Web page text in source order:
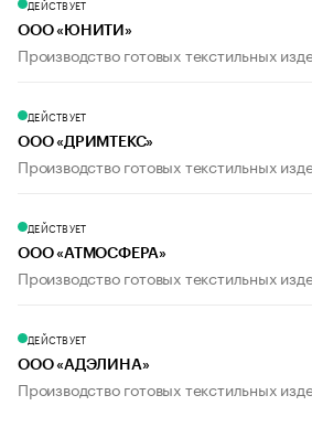
ДЕЙСТВУЕТ
ООО «ЮНИТИ»
Производство готовых текстильных
ДЕЙСТВУЕТ
ООО «ДРИМТЕКС»
Производство готовых текстильных
ДЕЙСТВУЕТ
ООО «АТМОСФЕРА»
Производство готовых текстильных
ДЕЙСТВУЕТ
ООО «АДЭЛИНА»
Производство готовых текстильных